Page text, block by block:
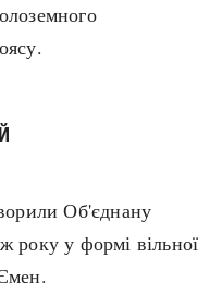
Об'єднану
року у формі вільної